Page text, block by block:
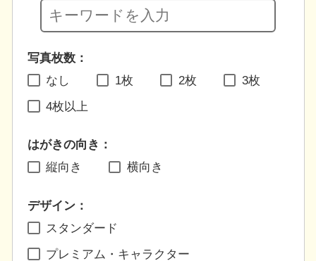
写真枚数：
なし
1枚 2枚 3枚
4枚以上
はがきの向き：
縦向き
横向き
デザイン：
スタンダード
プレミアム・キャラクター